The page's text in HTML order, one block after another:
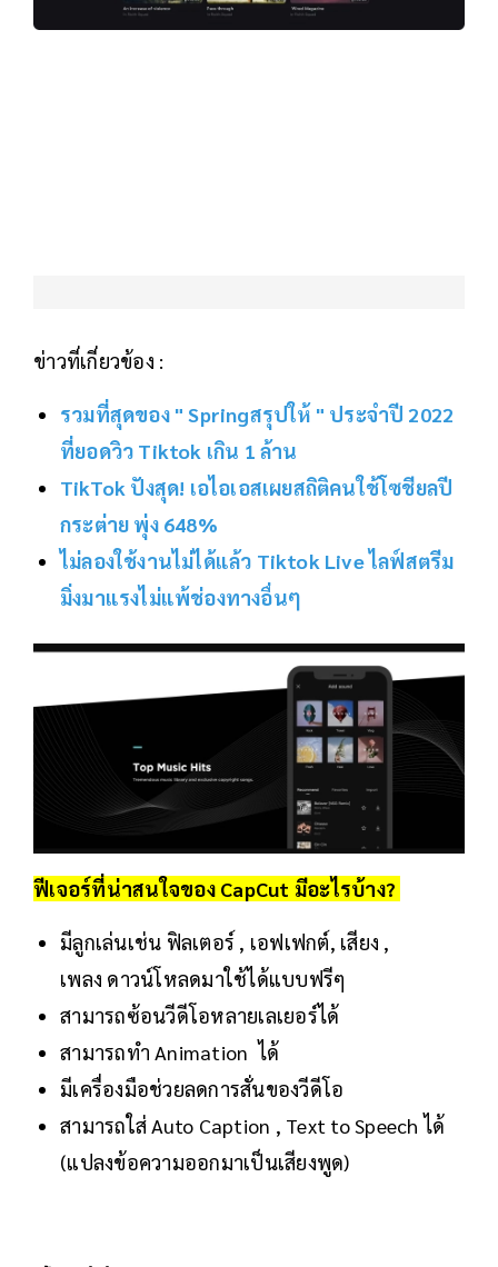
ข่าวที่เกี่ยวข้อง :
รวมที่สุดของ " Springสรุปให้ " ประจำปี 2022
ที่ยอดวิว Tiktok เกิน 1 ล้าน
TikTok ปังสุด! เอไอเอสเผยสถิติคนใช้โซชียลปี
กระต่าย พุ่ง 648%
ไม่ลองใช้งานไม่ได้แล้ว Tiktok Live ไลฟ์สตรีม
มิ่งมาแรงไม่แพ้ช่องทางอื่นๆ
ฟีเจอร์ที่น่าสนใจของ CapCut มีอะไรบ้าง?
มีลูกเล่นเช่น ฟิลเตอร์ , เอฟเฟกต์, เสียง ,
เพลง ดาวน์โหลดมาใช้ได้แบบฟรีๆ
สามารถซ้อนวีดีโอหลายเลเยอร์ได้
สามารถทำ Animation ได้
มีเครื่องมือช่วยลดการสั่นของวีดีโอ
สามารถใส่ Auto Caption , Text to Speech ได้
(แปลงข้อความออกมาเป็นเสียงพูด)